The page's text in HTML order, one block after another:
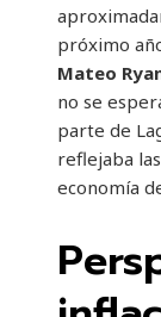
próximo
Mateo
no se
parte de
reflejaba
economía